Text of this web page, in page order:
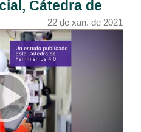
Cátedra de
22 de xan. de 2021